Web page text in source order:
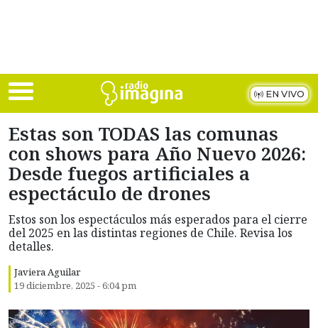
EN VIVO
Estas son TODAS las comunas
con shows para Año Nuevo 2026:
Desde fuegos artificiales a
espectáculo de drones
Estos son los espectáculos más esperados para el cierre
del 2025 en las distintas regiones de Chile. Revisa los
detalles.
Javiera Aguilar
19 diciembre, 2025 - 6:04 pm